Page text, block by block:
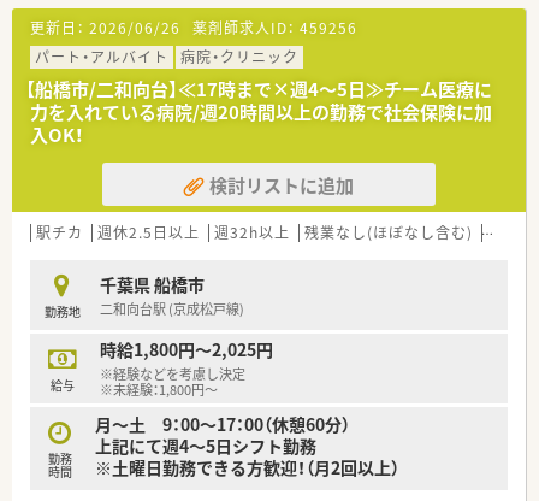
≪こんな働き方です≫
■月火水金土の8：45～17：00の1日7時間15分勤務です（休憩60
分）
週3～5日勤務できる方を募集しています。
※曜日はご相談下さい！
■週20時間以上の勤務で社会保険に加入できます。
更新日： 2026/06/26 薬剤師求人ID： 459256
パート・アルバイト
病院・クリニック
【船橋市/二和向台】≪17時まで×週4～5日≫チーム医療に
力を入れている病院/週20時間以上の勤務で社会保険に加
入OK！
検討リストに追加
駅チカ 週休2.5日以上 週32h以上 残業なし(ほぼなし含む) 転勤な
勤務地
千葉県 船橋市
二和向台駅 (京成松戸線)
給与
時給1,800円～2,025円
※経験などを考慮し決定
※未経験：1,800円～
勤務
時間
月～土 9：00～17：00（休憩60分）
上記にて週4～5日シフト勤務
※土曜日勤務できる方歓迎！（月2回以上）